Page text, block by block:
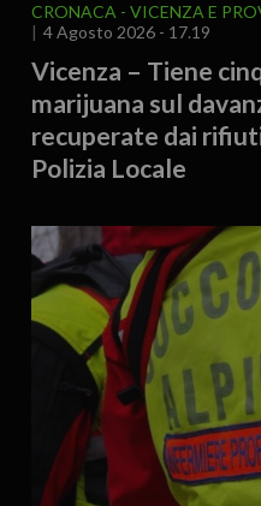
CRONACA
VICENZA E
4 Agosto 2026 - 17.19
Vicenza – Tiene
marijuana sul
recuperate dai
Polizia Locale